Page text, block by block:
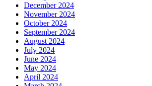
December 2024
November 2024
October 2024
September 2024
August 2024
July 2024
June 2024
May 2024
April 2024